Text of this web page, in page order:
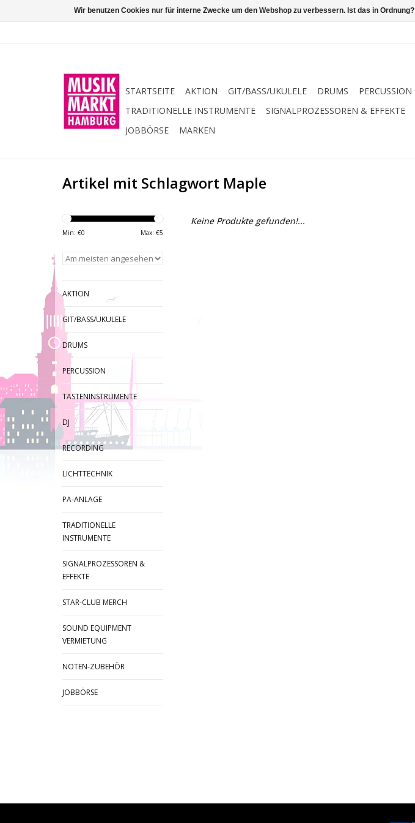
STARTSEITE AKTION GIT/BASS/UKULELE DRUMS PERCUSSION
TRADITIONELLE INSTRUMENTE
SIGNALPROZESSOREN & EFFEKTE
JOBBÖRSE
MARKEN
Artikel mit Schlagwort Maple
Min: €0 Max: €5
AKTION
GIT/BASS/UKULELE
DRUMS
PERCUSSION
TASTENINSTRUMENTE
DJ
RECORDING
LICHTTECHNIK
PA-ANLAGE
TRADITIONELLE
INSTRUMENTE
SIGNALPROZESSOREN &
EFFEKTE
STAR-CLUB MERCH
SOUND EQUIPMENT
VERMIETUNG
NOTEN-ZUBEHÖR
JOBBÖRSE
Keine Produkte gefunden!...
Wir benutzen Cookies nur für interne Zwecke um den Webshop zu verbessern. Ist das in Ordnung?